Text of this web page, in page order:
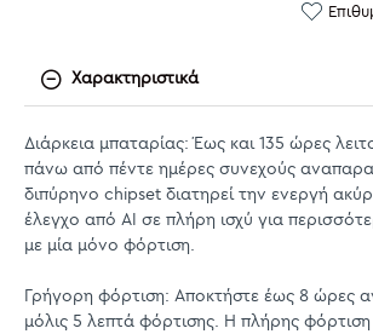
Χαρακτηριστικά
Διάρκεια μπαταρίας: Έως και 135 ώρες
πάνω από πέντε ημέρες συνεχούς
διπύρηνο chipset διατηρεί την ενεργή
έλεγχο από AI σε πλήρη ισχύ για
με μία μόνο φόρτιση.
Γρήγορη φόρτιση: Αποκτήστε έως 8 ώρες
μόλις 5 λεπτά φόρτισης. Η πλήρης